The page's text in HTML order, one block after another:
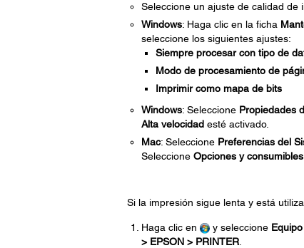
Seleccione un ajuste de calidad de
Windows: Haga clic en la ficha
seleccione los siguientes ajustes:
Siempre procesar con tipo de
Modo de procesamiento de
Imprimir como mapa de bits
Windows: Seleccione Propiedades
Alta velocidadesté activado.
Mac: Seleccione Preferencias del
Seleccione Opciones y consumibles
Si la impresión sigue lenta y está
Haga clic en y seleccione Equipo
> EPSON > PRINTER.